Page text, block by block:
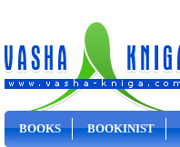
BOOKS BOOKINIST